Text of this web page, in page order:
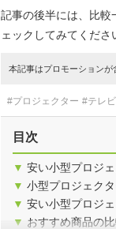
記事の後半には、比較
ェックしてみてくださ
本記事はプロモーションが
#プロジェクター #テレ
目次
▼ 安い小型プロジ
▼ 小型プロジェク
▼ 安い小型プロジ
▼ おすすめ商品の